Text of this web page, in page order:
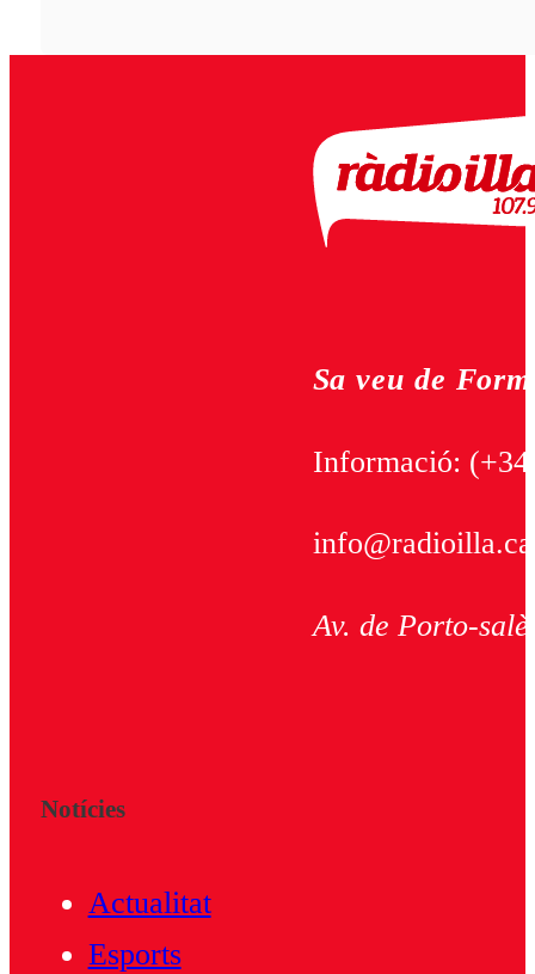
Sa veu de
Informació:
Av. de Porto-
Notícies
Actualitat
Esports